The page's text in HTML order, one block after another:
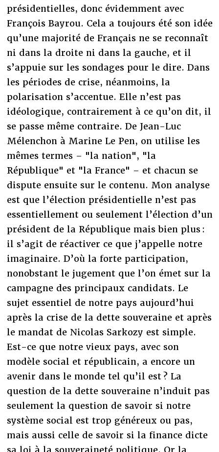
présidentielles, donc évidemment avec
François Bayrou. Cela a toujours été son idée
qu’une majorité de Français ne se reconnaît
ni dans la droite ni dans la gauche, et il
s’appuie sur les sondages pour le dire. Dans
les périodes de crise, néanmoins, la
polarisation s’accentue. Elle n’est pas
idéologique, contrairement à ce qu’on dit, il
se passe même contraire. De Jean-Luc
Mélenchon à Marine Le Pen, on utilise les
mêmes termes – "la nation", "la
République" et "la France" – et chacun se
dispute ensuite sur le contenu. Mon analyse
est que l’élection présidentielle n’est pas
essentiellement ou seulement l’élection d’un
président de la République mais bien plus :
il s’agit de réactiver ce que j’appelle notre
imaginaire. D’où la forte participation,
nonobstant le jugement que l’on émet sur la
campagne des principaux candidats. Le
sujet essentiel de notre pays aujourd’hui
après la crise de la dette souveraine et après
le mandat de Nicolas Sarkozy est simple.
Est-ce que notre vieux pays, avec son
modèle social et républicain, a encore un
avenir dans le monde tel qu’il est ? La
question de la dette souveraine n’induit pas
seulement la question de savoir si notre
système social est trop généreux ou pas,
mais aussi celle de savoir si la finance dicte
sa loi à la souveraineté politique. Or la